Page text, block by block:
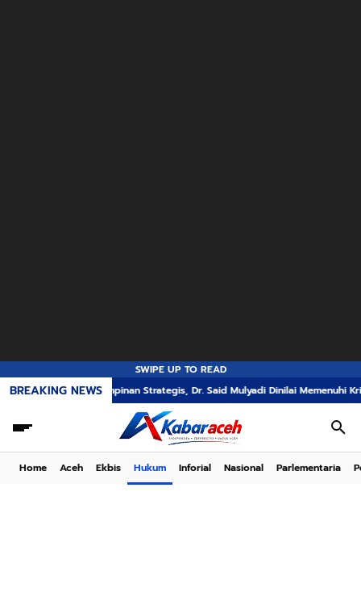
SWIPE UP TO READ
BREAKING NEWS
Kepemimpinan Strategis, Dr. Said Mulyadi Dinilai Memenuhi Kriteria
Home Aceh Ekbis Hukum Inforial Nasional Parlementaria